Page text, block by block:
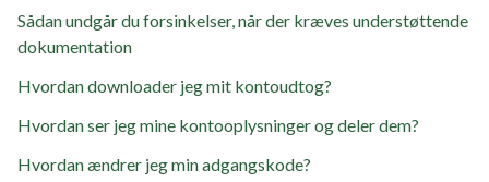
Sådan undgår du forsinkelser, når der kræves understøttende
dokumentation
Hvordan downloader jeg mit kontoudtog?
Hvordan ser jeg mine kontooplysninger og deler dem?
Hvordan ændrer jeg min adgangskode?